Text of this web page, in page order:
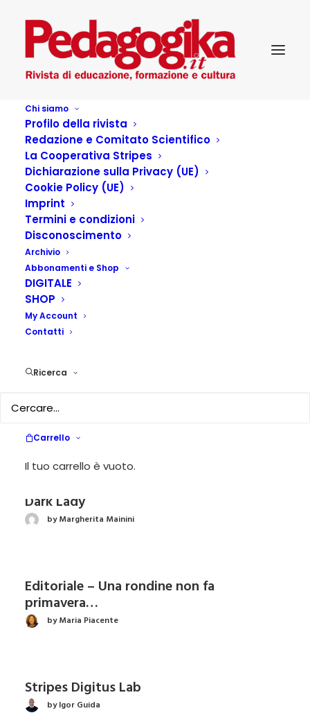
Chi siamo
Profilo della rivista
Redazione e Comitato Scientifico
La Cooperativa Stripes
Dichiarazione sulla Privacy (UE)
Cookie Policy (UE)
Imprint
Termini e condizioni
Disconoscimento
Archivio
Abbonamenti e Shop
DIGITALE
SHOP
My Account
Contatti
Ricerca
Carrello
Il tuo carrello è vuoto.
Pedagogika_XXII_2 – La
robotica educativa
Articoli dell'autore
Il viaggio delle nuvole
E io sono la freccia
by redattore
Dark Lady
by Margherita Mainini
Editoriale – Una rondine non fa
primavera…
by Maria Piacente
Stripes Digitus Lab
by Igor Guida